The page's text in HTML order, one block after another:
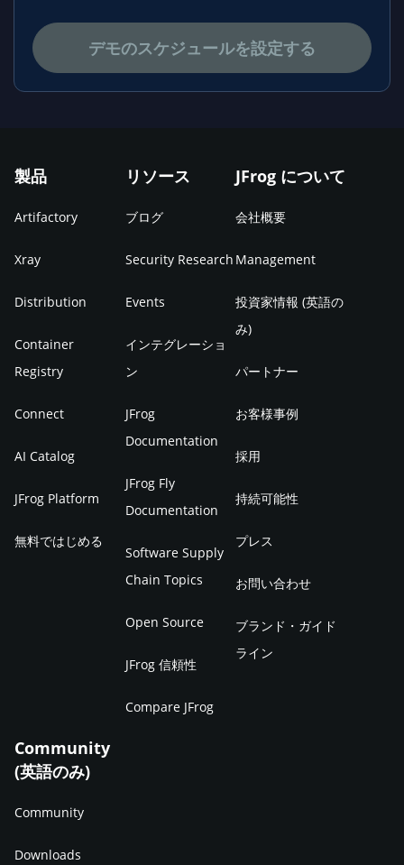
デモのスケジュールを設定する
製品
Artifactory
Xray
Distribution
Container
Registry
Connect
AI Catalog
JFrog Platform
無料ではじめる
リソース
ブログ
Security Research
Events
インテグレーショ
ン
JFrog
Documentation
JFrog Fly
Documentation
Software Supply
Chain Topics
Open Source
JFrog 信頼性
Compare JFrog
JFrog について
会社概要
Management
投資家情報 (英語の
み)
パートナー
お客様事例
採用
持続可能性
プレス
お問い合わせ
ブランド・ガイド
ライン
Community
(英語のみ)
Community
Downloads